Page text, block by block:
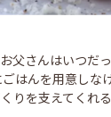
父さんはいつだっ
はんを用意しな
りを支えてくれ